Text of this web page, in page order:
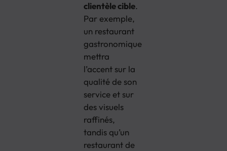
clientèle cible.
Par exemple,
un restaurant
gastronomique
mettra
l’accent sur la
qualité de son
service et sur
des visuels
raffinés,
tandis qu’un
restaurant de